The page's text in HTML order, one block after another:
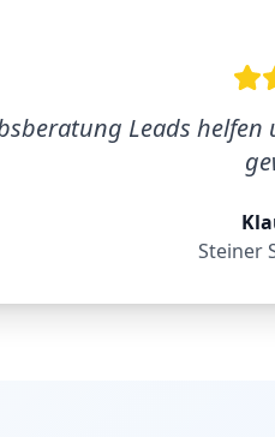
Leads
Steiner